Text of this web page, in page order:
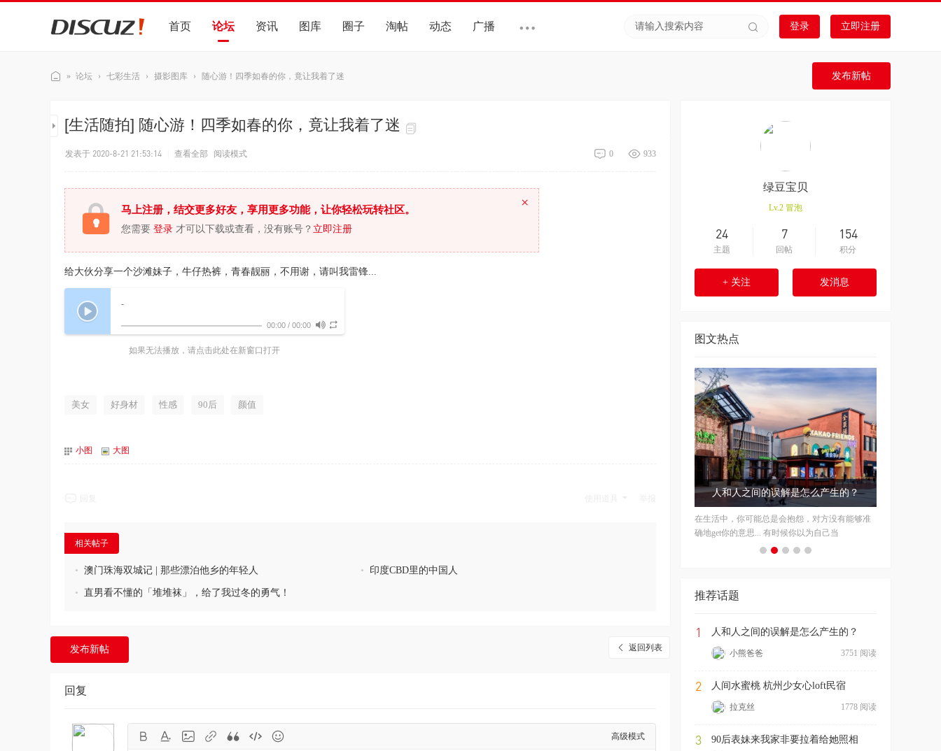
首页 论坛 资讯 图库 圈子 淘帖 动态 广播 登录 立即注册
发布新帖
sc
» 论坛 › 七彩生活 › 摄影图库 › 随心游！四季如春的你，竟让我着了迷
[生活随拍] 随心游！四季如春的你，竟让我着了迷
933
0
发表于 2020-8-21 21:53:14 查看全部 阅读模式
马上注册，结交更多好友，享用更多功能，让你轻松玩转社区。
您需要 登录 才可以下载或查看，没有账号？ 立即注册
×
给大伙分享一个沙滩妹子，牛仔热裤，青春靓丽，不用谢，请叫我雷锋...
-
00:00 / 00:00
如果无法播放，请点击此处在新窗口打开
美女 好身材 性感 90后 颜值
小图 大图
相关帖子
• 澳门珠海双城记 | 那些漂泊他乡的年轻人 • 印度CBD里的中国人
• 直男看不懂的「堆堆袜」，给了我过冬的勇气！
返回列表
发布新帖
回复
高级模式
绿豆宝贝
Lv.2 冒泡
24
主题
7
回帖
154
积分
+ 关注 发消息
图文热点
人和人之间的误解是怎么产生的？
在生活中，你可能总是会抱怨，对方没有能够准
确地get你的意思... 有时候你以为自己当
推荐话题
1 人和人之间的误解是怎么产生的？
3751 阅读
小熊爸爸
2 人间水蜜桃 杭州少女心loft民宿
1778 阅读
拉克丝
3 90后表妹来我家非要拉着给她照相